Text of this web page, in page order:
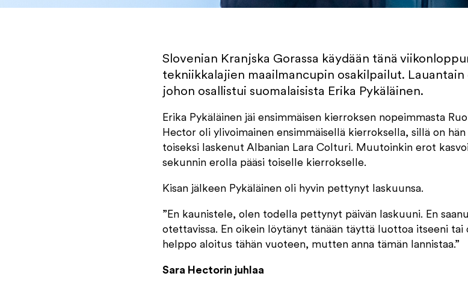
Slovenian Kranjska Gorassa käydään tänä
tekniikkalajien maailmancupin osakilpailut.
johon osallistui suomalaisista Erika Pykäläinen.
Erika Pykäläinen jäi ensimmäisen kierroksen nopeimmasta
Hector oli ylivoimainen ensimmäisellä kierroksella, sillä on
toiseksi laskenut Albanian Lara Colturi. Muutoinkin erot
sekunnin erolla pääsi toiselle kierrokselle.
Kisan jälkeen Pykäläinen oli hyvin pettynyt laskuunsa.
”En kaunistele, olen todella pettynyt päivän laskuuni. En
otettavissa. En oikein löytänyt tänään täyttä luottoa itseeni tai
helppo aloitus tähän vuoteen, mutten anna tämän lannistaa.”
Sara Hectorin juhlaa